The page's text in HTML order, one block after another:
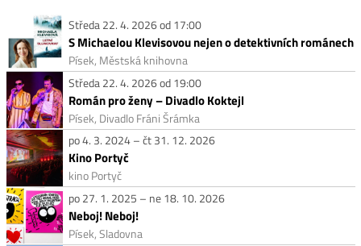
Středa 22. 4. 2026 od 17:00
S Michaelou Klevisovou nejen o detektivních románech
Písek, Městská knihovna
Středa 22. 4. 2026 od 19:00
Román pro ženy – Divadlo Koktejl
Písek, Divadlo Fráni Šrámka
po 4. 3. 2024 – čt 31. 12. 2026
Kino Portyč
kino Portyč
po 27. 1. 2025 – ne 18. 10. 2026
Neboj! Neboj!
Písek, Sladovna